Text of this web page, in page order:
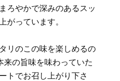
ろやかで深みのあるスッ
がっています。
リのこの味を楽しめるの
来の旨味を味わっていた
トでお召し上がり下さ